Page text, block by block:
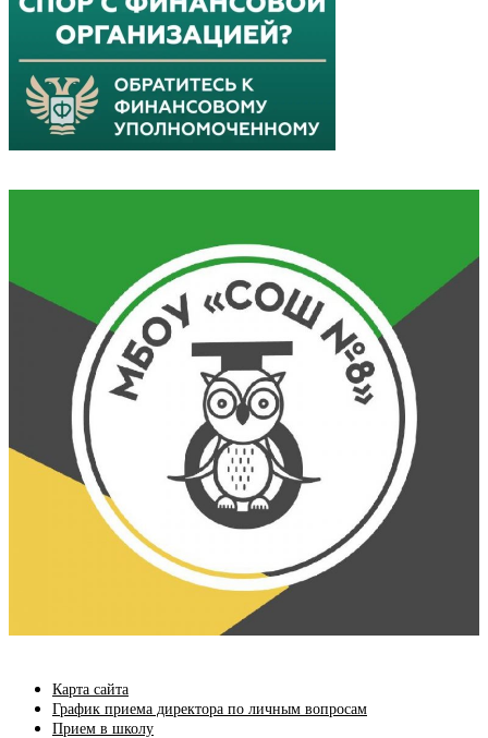
Карта сайта
График приема директора по личным вопросам
Прием в школу